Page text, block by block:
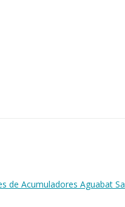
de Acumuladores Aguabat Sa